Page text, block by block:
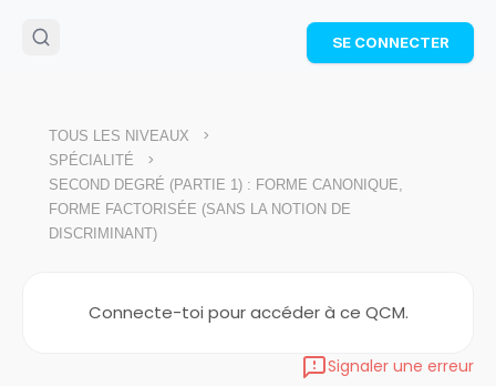
🌴Cahier de vacances offert
: révise les maths cet
Télécharge ton PDF gratuit et progresse avec des
SE CONNECTER
TOUS LES NIVEAUX >
SPÉCIALITÉ >
SECOND DEGRÉ (PARTIE 1) : FORME CANONIQUE,
FORME FACTORISÉE (SANS LA NOTION DE
DISCRIMINANT)
Connecte-toi pour accéder à ce QCM.
Signaler une erreur